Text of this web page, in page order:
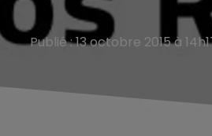
Publié : 13 octobre 2015 à